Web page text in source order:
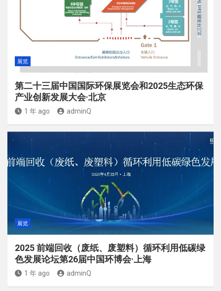
展览
第二十三届中国国际环保展览会和2025生态环保
产业创新发展大会·北京
1 年 ago adminQ
展览
2025 前端回收（废纸、废塑料）循环利用低碳绿
色发展论坛第26届中国环博会·上海
1 年 ago adminQ